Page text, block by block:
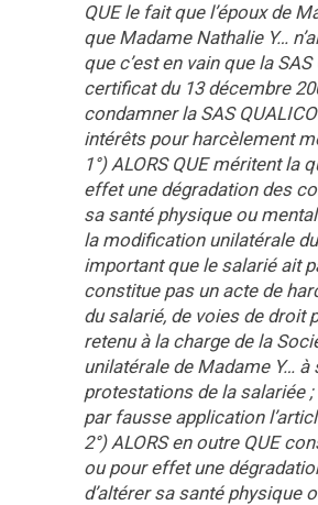
QUE le fait que l’époux de
que Madame Nathalie Y…
que c’est en vain que la
certificat du 13 décembre
condamner la SAS
intérêts pour harcèlement
1°) ALORS QUE méritent
effet une dégradation des
sa santé physique ou
la modification unilatérale
important que le salarié ait
constitue pas un acte de
du salarié, de voies de droit
retenu à la charge de la
unilatérale de Madame Y…
protestations de la salariée ;
par fausse application
2°) ALORS en outre QUE
ou pour effet une
d’altérer sa santé physique